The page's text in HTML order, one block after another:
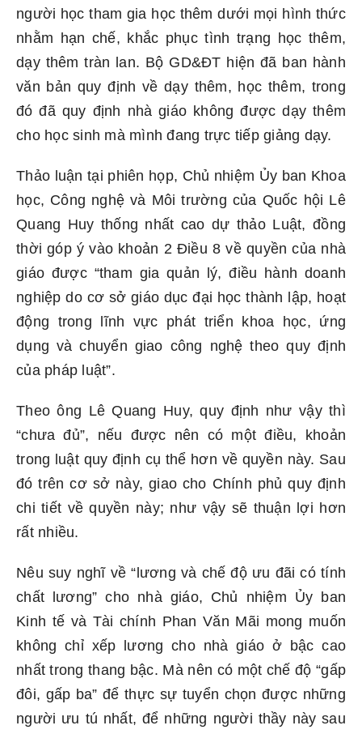
người học tham gia học thêm dưới mọi hình thức
nhằm hạn chế, khắc phục tình trạng học thêm,
dạy thêm tràn lan. Bộ GD&ĐT hiện đã ban hành
văn bản quy định về dạy thêm, học thêm, trong
đó đã quy định nhà giáo không được dạy thêm
cho học sinh mà mình đang trực tiếp giảng dạy.
Thảo luận tại phiên họp, Chủ nhiệm Ủy ban Khoa
học, Công nghệ và Môi trường của Quốc hội Lê
Quang Huy thống nhất cao dự thảo Luật, đồng
thời góp ý vào khoản 2 Điều 8 về quyền của nhà
giáo được “tham gia quản lý, điều hành doanh
nghiệp do cơ sở giáo dục đại học thành lập, hoạt
động trong lĩnh vực phát triển khoa học, ứng
dụng và chuyển giao công nghệ theo quy định
của pháp luật”.
Theo ông Lê Quang Huy, quy định như vậy thì
“chưa đủ”, nếu được nên có một điều, khoản
trong luật quy định cụ thể hơn về quyền này. Sau
đó trên cơ sở này, giao cho Chính phủ quy định
chi tiết về quyền này; như vậy sẽ thuận lợi hơn
rất nhiều.
Nêu suy nghĩ về “lương và chế độ ưu đãi có tính
chất lương” cho nhà giáo, Chủ nhiệm Ủy ban
Kinh tế và Tài chính Phan Văn Mãi mong muốn
không chỉ xếp lương cho nhà giáo ở bậc cao
nhất trong thang bậc. Mà nên có một chế độ “gấp
đôi, gấp ba” để thực sự tuyển chọn được những
người ưu tú nhất, để những người thầy này sau